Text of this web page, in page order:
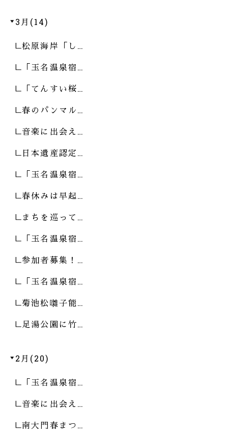
3月(14)
松原海岸「し…
「玉名温泉宿…
「てんすい桜…
春のパンマル…
音楽に出会え…
日本遺産認定…
「玉名温泉宿…
春休みは早起…
まちを巡って…
「玉名温泉宿…
参加者募集！…
「玉名温泉宿…
菊池松囃子能…
足湯公園に竹…
2月(20)
「玉名温泉宿…
音楽に出会え…
南大門春まつ…